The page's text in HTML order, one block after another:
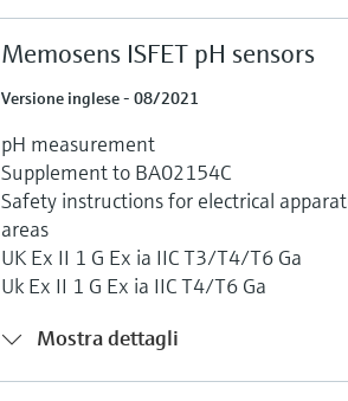
Memosens ISFET pH sensors
Versione inglese - 08/2021
pH measurement
Supplement to BA02154C
Safety instructions for electrical
areas
UK Ex II 1 G Ex ia IIC T3/T4/T6 Ga
Uk Ex II 1 G Ex ia IIC T4/T6 Ga
Mostra dettagli